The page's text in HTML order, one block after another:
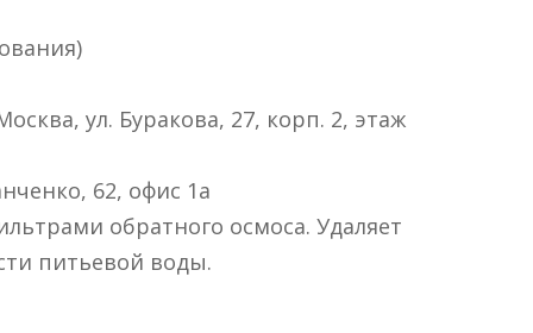
ул. Буракова, 27, корп. 2, этаж
62, офис 1а
обратного осмоса. Удаляет
питьевой воды.